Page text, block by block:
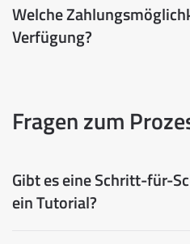
Welche
Verfügung?
Fragen zum
Gibt es eine Schritt-für-
ein Tutorial?